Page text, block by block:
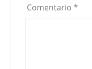
Comentario *